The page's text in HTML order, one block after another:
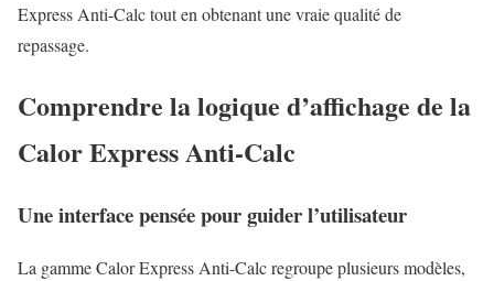
Express Anti-Calc tout en obtenant une vraie qualité de
repassage.
Comprendre la logique d’affichage de la
Calor Express Anti-Calc
Une interface pensée pour guider l’utilisateur
La gamme Calor Express Anti-Calc regroupe plusieurs modèles,